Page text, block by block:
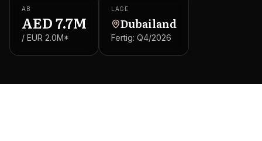
Dienstleistungen
SONSTIGES
AB
AED7.7M
/ EUR 2.0M*
LAGE
Dubailand
Fertig: Q4/2026